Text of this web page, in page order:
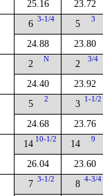
25.16 23.72
6 3-1/4
24.88
5 3
23.80
2 N
24.40
2 3/4
23.92
5 2
24.68
3 1-1/2
23.76
14 10-1/2
26.04
14 9
23.60
7 3-1/2 8 4-3/4